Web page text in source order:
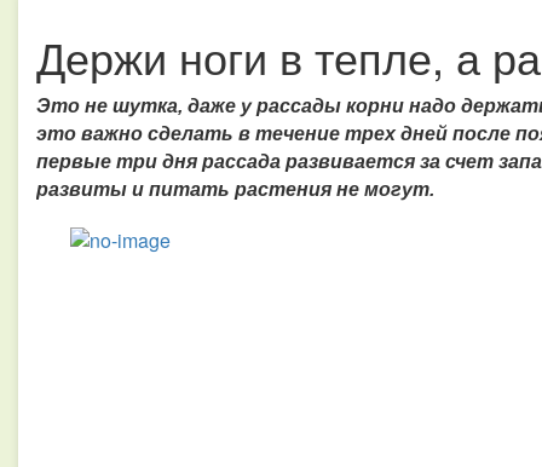
Держи ноги в тепле, а
Это не шутка, даже у рассады корни надо
это важно сделать в течение трех дней после
первые три дня рассада развивается за счет
развиты и питать растения не могут.